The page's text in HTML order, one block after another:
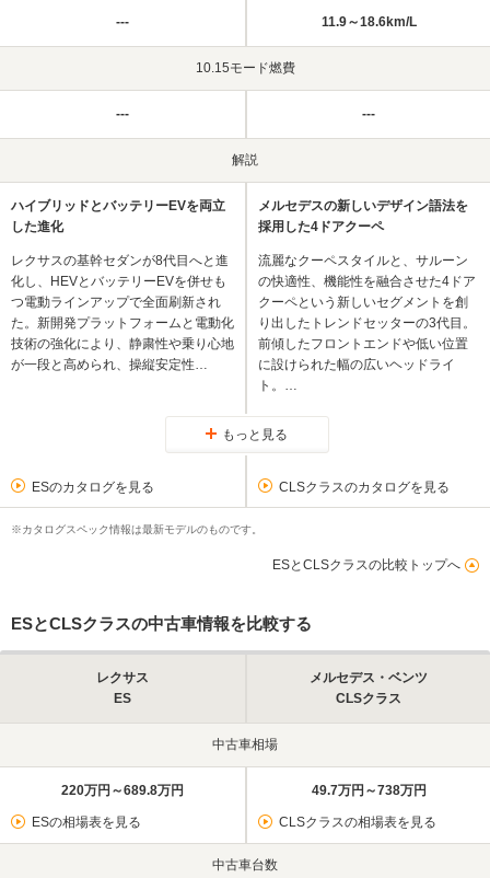
--- 11.9～18.6km/L
10.15モード燃費
--- ---
解説
ハイブリッドとバッテリーEVを両立
した進化
レクサスの基幹セダンが8代目へと進
化し、HEVとバッテリーEVを併せも
つ電動ラインアップで全面刷新され
た。新開発プラットフォームと電動化
技術の強化により、静粛性や乗り心地
が一段と高められ、操縦安定性…
メルセデスの新しいデザイン語法を
採用した4ドアクーペ
流麗なクーペスタイルと、サルーン
の快適性、機能性を融合させた4ドア
クーペという新しいセグメントを創
り出したトレンドセッターの3代目。
前傾したフロントエンドや低い位置
に設けられた幅の広いヘッドライ
ト。…
もっと見る
ESのカタログを見る CLSクラスのカタログを見る
※カタログスペック情報は最新モデルのものです。
ESとCLSクラスの比較トップへ
ESとCLSクラスの中古車情報を比較する
レクサス
ES
メルセデス・ベンツ
CLSクラス
中古車相場
220万円～689.8万円
ESの相場表を見る
49.7万円～738万円
CLSクラスの相場表を見る
中古車台数